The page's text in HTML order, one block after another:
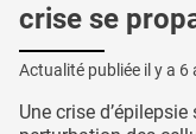
crise se
Actualité publiée il y a 6
Une crise